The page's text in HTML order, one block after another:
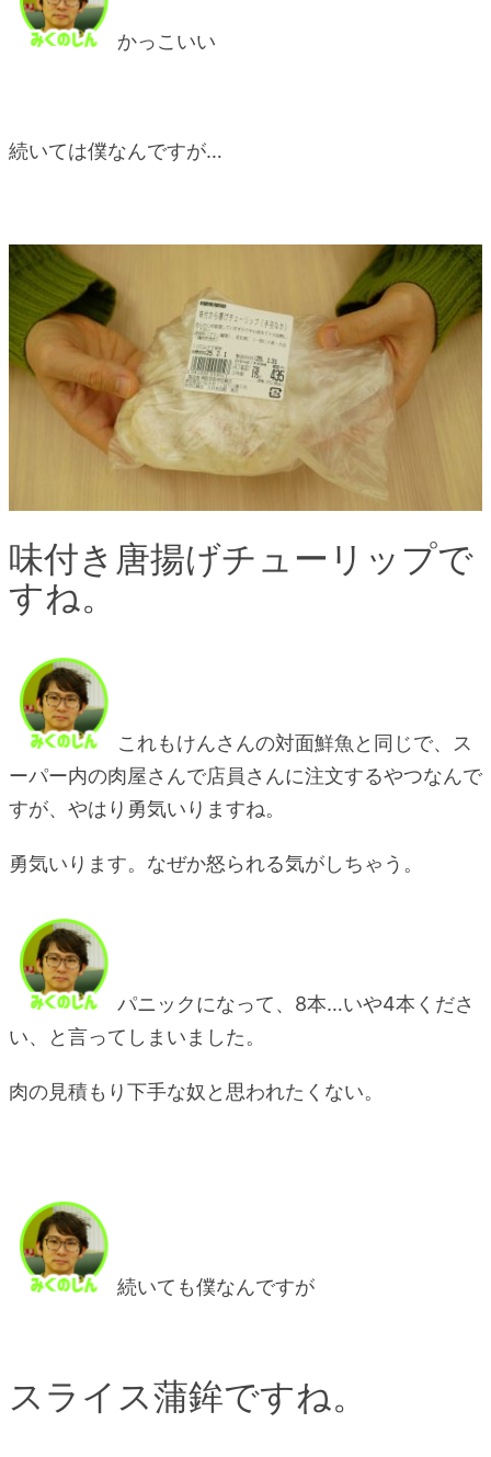
かっこいい
続いては僕なんですが…
味付き唐揚げチューリップで
すね。
これもけんさんの対面鮮魚と同じで、ス
ーパー内の肉屋さんで店員さんに注文するやつなんで
すが、やはり勇気いりますね。
勇気いります。なぜか怒られる気がしちゃう。
パニックになって、8本…いや4本くださ
い、と言ってしまいました。
肉の見積もり下手な奴と思われたくない。
続いても僕なんですが
スライス蒲鉾ですね。